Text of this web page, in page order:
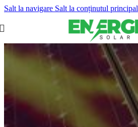
Salt la navigare Salt la conținutul principal